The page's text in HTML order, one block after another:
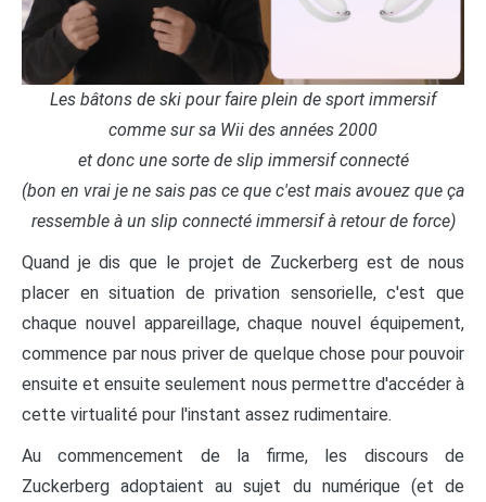
Les bâtons de ski pour faire plein de sport immersif
comme sur sa Wii des années 2000
et donc une sorte de slip immersif connecté
(bon en vrai je ne sais pas ce que c'est mais avouez que ça
ressemble à un slip connecté immersif à retour de force)
Quand je dis que le projet de Zuckerberg est de nous
placer en situation de privation sensorielle, c'est que
chaque nouvel appareillage, chaque nouvel équipement,
commence par nous priver de quelque chose pour pouvoir
ensuite et ensuite seulement nous permettre d'accéder à
cette virtualité pour l'instant assez rudimentaire.
Au commencement de la firme, les discours de
Zuckerberg adoptaient au sujet du numérique (et de